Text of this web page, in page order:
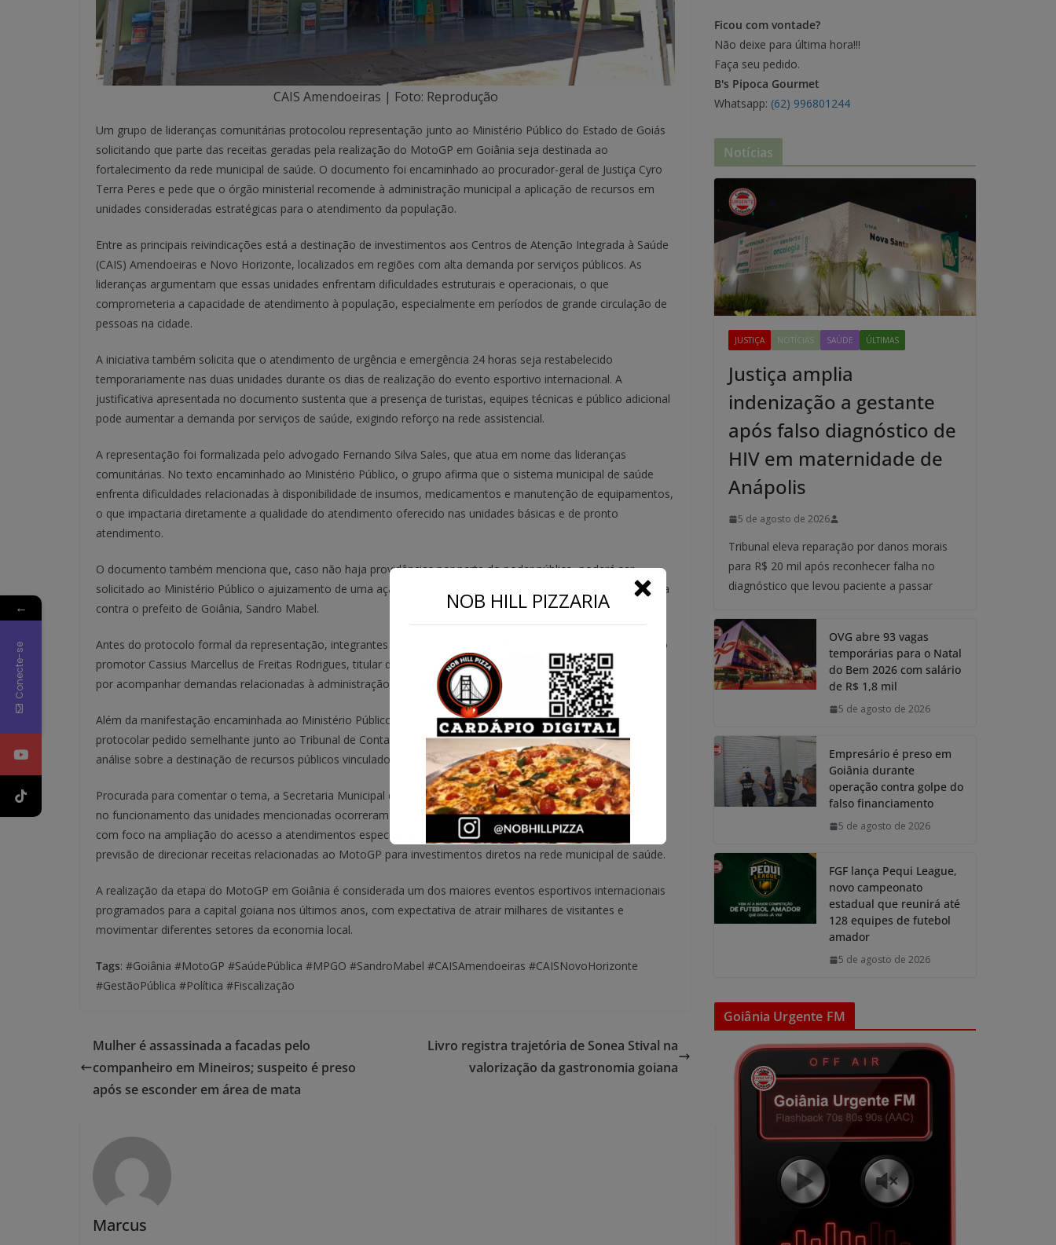
CAIS Amendoeiras | Foto: Reprodução
Um grupo de lideranças comunitárias protocolou representação junto ao Ministério Público do Estado de Goiás
solicitando que parte das receitas geradas pela realização do MotoGP em Goiânia seja destinada ao
fortalecimento da rede municipal de saúde. O documento foi encaminhado ao procurador-geral de Justiça Cyro
Terra Peres e pede que o órgão ministerial recomende à administração municipal a aplicação de recursos em
unidades consideradas estratégicas para o atendimento da população.
Entre as principais reivindicações está a destinação de investimentos aos Centros de Atenção Integrada à Saúde
(CAIS) Amendoeiras e Novo Horizonte, localizados em regiões com alta demanda por serviços públicos. As
lideranças argumentam que essas unidades enfrentam dificuldades estruturais e operacionais, o que
comprometeria a capacidade de atendimento à população, especialmente em períodos de grande circulação de
pessoas na cidade.
A iniciativa também solicita que o atendimento de urgência e emergência 24 horas seja restabelecido
temporariamente nas duas unidades durante os dias de realização do evento esportivo internacional. A
justificativa apresentada no documento sustenta que a presença de turistas, equipes técnicas e público adicional
pode aumentar a demanda por serviços de saúde, exigindo reforço na rede assistencial.
A representação foi formalizada pelo advogado Fernando Silva Sales, que atua em nome das lideranças
comunitárias. No texto encaminhado ao Ministério Público, o grupo afirma que o sistema municipal de saúde
enfrenta dificuldades relacionadas à disponibilidade de insumos, medicamentos e manutenção de equipamentos,
o que impactaria diretamente a qualidade do atendimento oferecido nas unidades básicas e de pronto
atendimento.
O documento também menciona que, caso não haja providências por parte do poder público, poderá ser
solicitado ao Ministério Público o ajuizamento de uma ação civil pública por eventual improbidade administrativa
contra o prefeito de Goiânia, Sandro Mabel.
Antes do protocolo formal da representação, integrantes do movimento comunitário estiveram reunidos com o
promotor Cassius Marcellus de Freitas Rodrigues, titular da 88ª Promotoria de Justiça de Goiânia, responsável
por acompanhar demandas relacionadas à administração pública e aos serviços prestados à população.
Além da manifestação encaminhada ao Ministério Público, os representantes informaram que pretendem
protocolar pedido semelhante junto ao Tribunal de Contas dos Municípios do Estado de Goiás, solicitando
análise sobre a destinação de recursos públicos vinculados à realização do evento esportivo.
Procurada para comentar o tema, a Secretaria Municipal de Saúde de Goiânia afirmou que mudanças recentes
no funcionamento das unidades mencionadas ocorreram em razão de uma readequação do perfil assistencial,
com foco na ampliação do acesso a atendimentos especializados. A pasta também informou que não há
previsão de direcionar receitas relacionadas ao MotoGP para investimentos diretos na rede municipal de saúde.
A realização da etapa do MotoGP em Goiânia é considerada um dos maiores eventos esportivos internacionais
programados para a capital goiana nos últimos anos, com expectativa de atrair milhares de visitantes e
movimentar diferentes setores da economia local.
Tags: #Goiânia #MotoGP #SaúdePública #MPGO #SandroMabel #CAISAmendoeiras #CAISNovoHorizonte
#GestãoPública #Política #Fiscalização
Mulher é assassinada a facadas pelo
companheiro em Mineiros; suspeito é preso
após se esconder em área de mata
Livro registra trajetória de Sonea Stival na
valorização da gastronomia goiana
Marcus
Ficou com vontade?
Não deixe para última hora!!!
Faça seu pedido.
B's Pipoca Gourmet
Whatsapp: (62) 996801244
Notícias
JUSTIÇA NOTÍCIAS SAÚDE ÚLTIMAS
Justiça amplia
indenização a gestante
após falso diagnóstico de
HIV em maternidade de
Anápolis
5 de agosto de 2026
Tribunal eleva reparação por danos morais
para R$ 20 mil após reconhecer falha no
diagnóstico que levou paciente a passar
OVG abre 93 vagas
temporárias para o Natal
do Bem 2026 com salário
de R$ 1,8 mil
5 de agosto de 2026
Empresário é preso em
Goiânia durante
operação contra golpe do
falso financiamento
5 de agosto de 2026
FGF lança Pequi League,
novo campeonato
estadual que reunirá até
128 equipes de futebol
amador
5 de agosto de 2026
Goiânia Urgente FM
←
Conecte-se
NOB HILL PIZZARIA